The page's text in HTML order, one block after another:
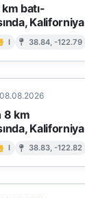
batı-
Kaliforniya
I 38.84, -122.79
08.08.2026
8 km
Kaliforniya
I 38.83, -122.82